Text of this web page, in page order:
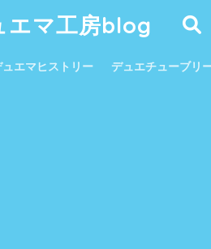
マ工房blog
ュエマヒストリー デュエチューブリ